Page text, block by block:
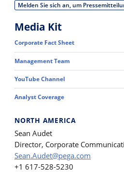
Melden Sie sich an, um
Media Kit
Corporate Fact Sheet
Management Team
YouTube Channel
Analyst Coverage
NORTH AMERICA
Sean Audet
Director, Corporate
Sean.Audet@pega.com
+1 617-528-5230